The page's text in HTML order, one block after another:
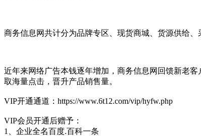
商务信息网共计分为品牌专区、现货商城、货源供给
近年来网络广告本钱逐年增加，商务信息网回馈新老
取海量点击，晋升产品销售量。
VIP开通通道：https://www.6t12.com/vip/hyfw.php
VIP会员开通后赠予：
1、企业全名百度.百科一条